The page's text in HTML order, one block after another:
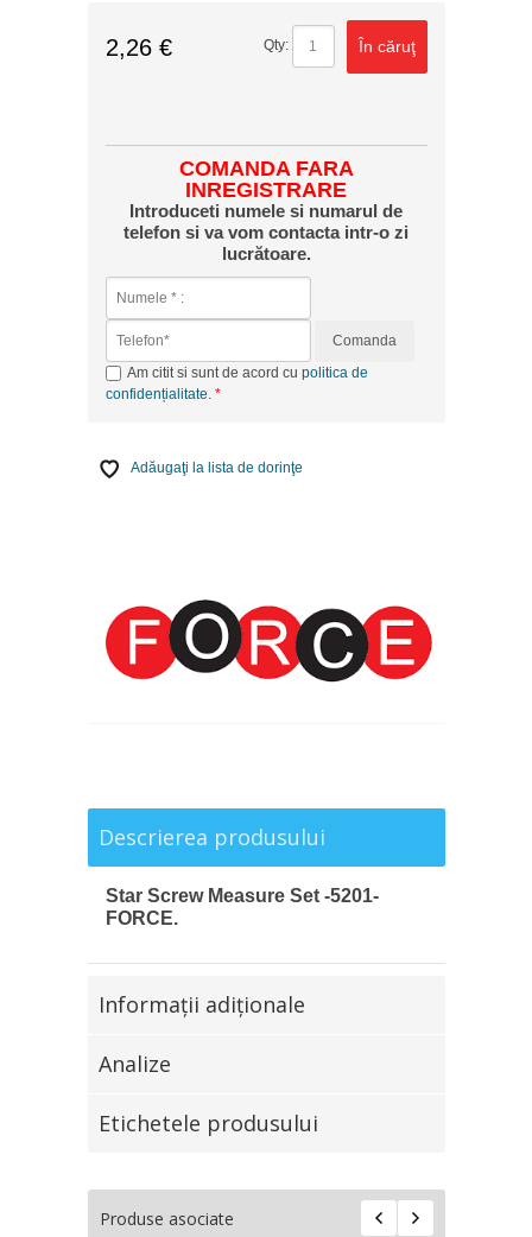
2,26 € Qty: În căruţ
COMANDA FARA
INREGISTRARE
Introduceti numele si numarul de
telefon si va vom contacta intr-o zi
lucrătoare.
Comanda
Am citit si sunt de acord cu politica de
confidențialitate.
Adăugaţi la lista de dorinţe
Descrierea produsului
Star Screw Measure Set -5201-
FORCE.
Informaţii adiţionale
Analize
Etichetele produsului
Produse asociate